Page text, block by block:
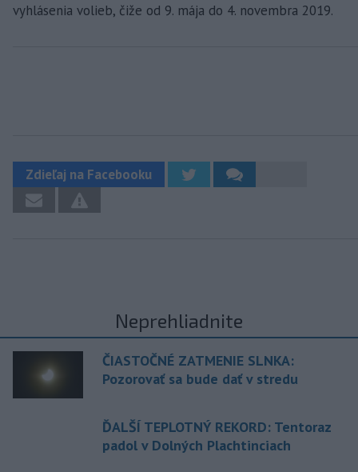
vyhlásenia volieb, čiže od 9. mája do 4. novembra 2019.
Zdieľaj na Facebooku
Neprehliadnite
ČIASTOČNÉ ZATMENIE SLNKA:
Pozorovať sa bude dať v stredu
ĎALŠÍ TEPLOTNÝ REKORD: Tentoraz
padol v Dolných Plachtinciach